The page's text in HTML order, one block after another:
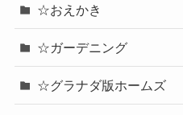
☆おえかき
☆ガーデニング
☆グラナダ版ホームズ